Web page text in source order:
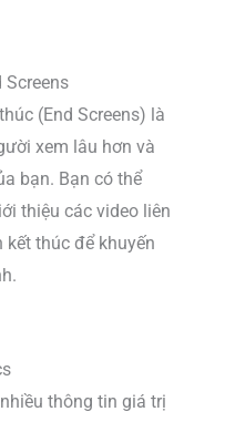
Screens
(End Screens) là
xem lâu hơn và
bạn. Bạn có thể
thiệu các video liên
thúc để khuyến
thông tin giá trị